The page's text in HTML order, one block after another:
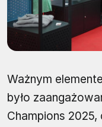
Ważnym
było
Champions